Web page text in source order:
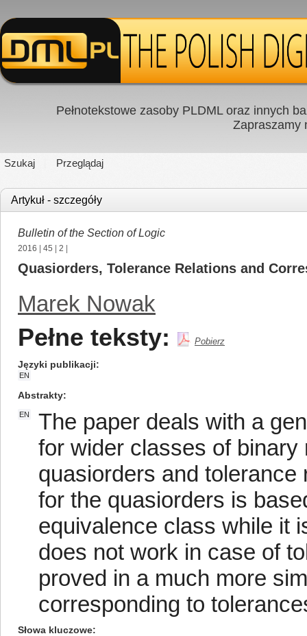
Pełnotekstowe zasoby PLDML oraz innych
Zapraszamy
Szukaj Przeglądaj
Artykuł - szczegóły
Bulletin of the Section of Logic
2016 45 2
Quasiorders, Tolerance Relations and
Marek Nowak
Pełne teksty: Pobierz
Języki publikacji
EN
Abstrakty
EN
The paper deals with a
for wider classes of
quasiorders and
for the quasiorders is
equivalence class while it
does not work in case of
proved in a much more
corresponding to
Słowa kluczowe